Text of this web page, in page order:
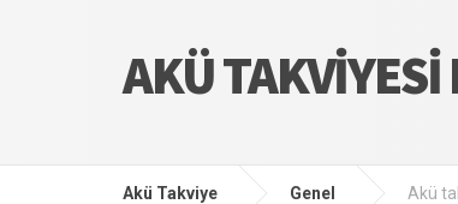
AKÜ TAKVIYESI
Akü Takviye Genel Akü